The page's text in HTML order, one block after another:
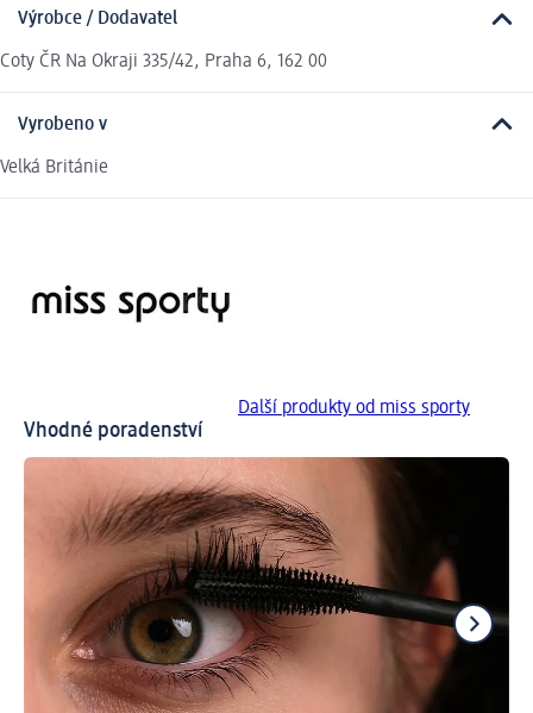
Výrobce / Dodavatel
Coty ČR Na Okraji 335/42, Praha 6, 162 00
Vyrobeno v
Velká Británie
Další produkty od miss sporty
Vhodné poradenství